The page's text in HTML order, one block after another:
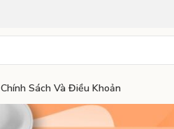
Chính Sách Và Điều Khoản